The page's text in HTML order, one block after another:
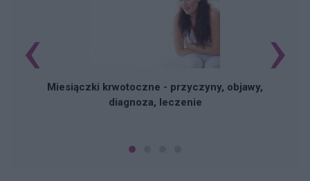
Miesiączki krwotoczne - przyczyny, objawy,
diagnoza, leczenie
‹ ›